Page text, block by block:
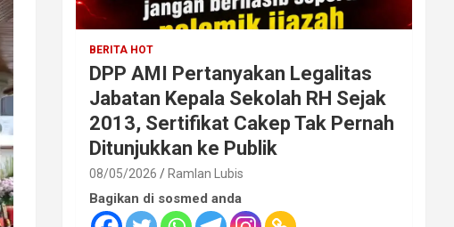
BERITA HOT
DPP AMI Pertanyakan Legalitas
Jabatan Kepala Sekolah RH Sejak
2013, Sertifikat Cakep Tak Pernah
Ditunjukkan ke Publik
08/05/2026 Ramlan Lubis
Bagikan di sosmed anda